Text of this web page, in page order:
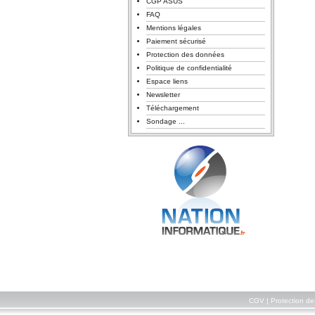
FAQ
Mentions légales
Paiement sécurisé
Protection des données
Politique de confidentialité
Espace liens
Newsletter
Téléchargement
Sondage ...
CGV Protection